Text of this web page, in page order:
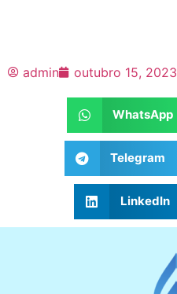
admin outubro 15, 2023
WhatsApp
Telegram
LinkedIn